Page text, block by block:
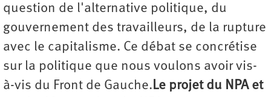
question de l'alternative politique, du
gouvernement des travailleurs, de la rupture
avec le capitalisme. Ce débat se concrétise
sur la politique que nous voulons avoir vis-
à-vis du Front de Gauche.Le projet du NPA et